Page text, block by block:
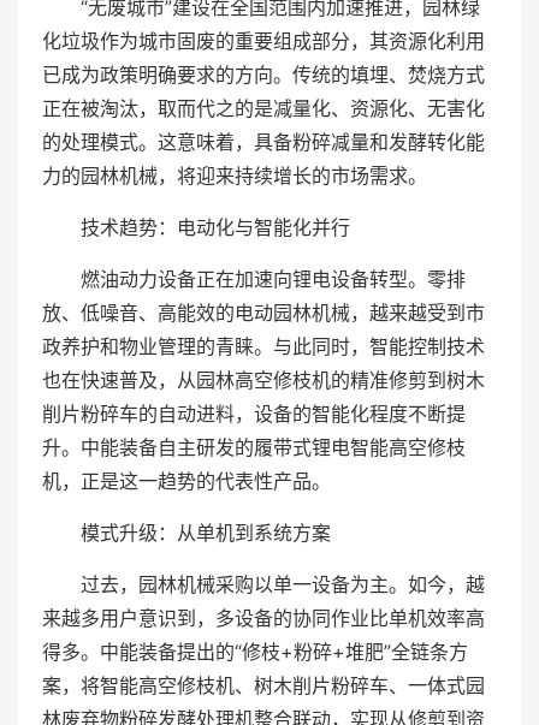
“无废城市”建设在全国范围内加速推进，园林绿
化垃圾作为城市固废的重要组成部分，其资源化利用
已成为政策明确要求的方向。传统的填埋、焚烧方式
正在被淘汰，取而代之的是减量化、资源化、无害化
的处理模式。这意味着，具备粉碎减量和发酵转化能
力的园林机械，将迎来持续增长的市场需求。
技术趋势：电动化与智能化并行
燃油动力设备正在加速向锂电设备转型。零排
放、低噪音、高能效的电动园林机械，越来越受到市
政养护和物业管理的青睐。与此同时，智能控制技术
也在快速普及，从园林高空修枝机的精准修剪到树木
削片粉碎车的自动进料，设备的智能化程度不断提
升。中能装备自主研发的履带式锂电智能高空修枝
机，正是这一趋势的代表性产品。
模式升级：从单机到系统方案
过去，园林机械采购以单一设备为主。如今，越
来越多用户意识到，多设备的协同作业比单机效率高
得多。中能装备提出的“修枝+粉碎+堆肥”全链条方
案，将智能高空修枝机、树木削片粉碎车、一体式园
林废弃物粉碎发酵处理机整合联动，实现从修剪到资